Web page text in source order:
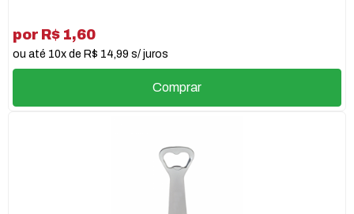
por R$ 1,60
ou até 10x de R$ 14,99 s/ juros
Comprar